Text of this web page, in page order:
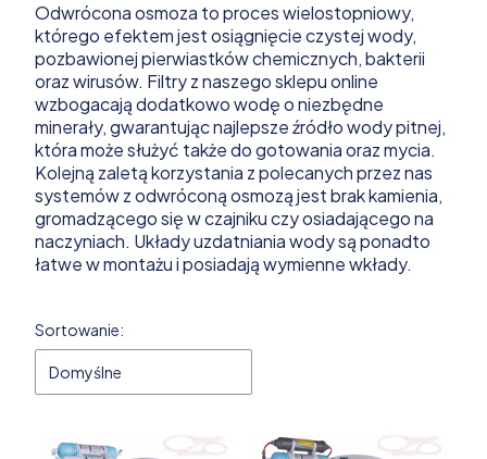
Odwrócona osmoza to proces wielostopniowy,
którego efektem jest osiągnięcie czystej wody,
pozbawionej pierwiastków chemicznych, bakterii
oraz wirusów. Filtry z naszego sklepu online
wzbogacają dodatkowo wodę o niezbędne
minerały, gwarantując najlepsze źródło wody pitnej,
która może służyć także do gotowania oraz mycia.
Kolejną zaletą korzystania z polecanych przez nas
systemów z odwróconą osmozą jest brak kamienia,
gromadzącego się w czajniku czy osiadającego na
naczyniach. Układy uzdatniania wody są ponadto
łatwe w montażu i posiadają wymienne wkłady.
Lista produktów
Sortowanie:
Domyślne